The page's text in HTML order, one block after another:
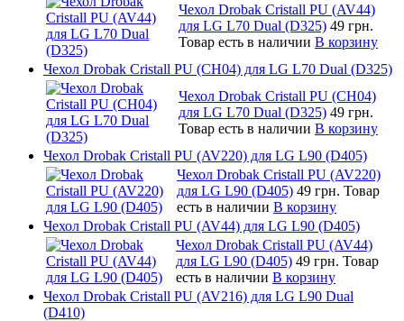
Чехол Drobak Cristall PU (AV44)
для LG L70 Dual (D325) 49 грн.
Товар есть в наличии В корзину
Чехол Drobak Cristall PU (CH04) для LG L70 Dual (D325)
Чехол Drobak Cristall PU (CH04)
для LG L70 Dual (D325) 49 грн.
Товар есть в наличии В корзину
Чехол Drobak Cristall PU (AV220) для LG L90 (D405)
Чехол Drobak Cristall PU (AV220)
для LG L90 (D405) 49 грн. Товар
есть в наличии В корзину
Чехол Drobak Cristall PU (AV44) для LG L90 (D405)
Чехол Drobak Cristall PU (AV44)
для LG L90 (D405) 49 грн. Товар
есть в наличии В корзину
Чехол Drobak Cristall PU (AV216) для LG L90 Dual
(D410)